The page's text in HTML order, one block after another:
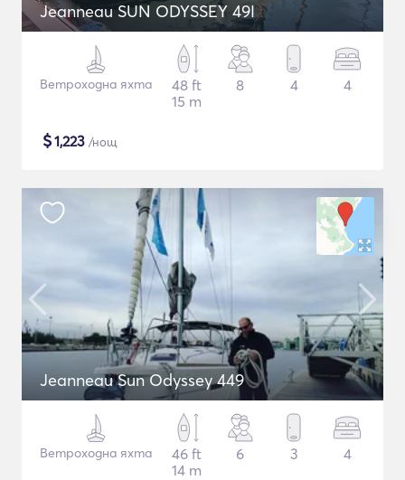
Jeanneau SUN ODYSSEY 49I
Ветроходна яхта
48 ft
15 m
8 4 4
$1,223 /нощ
Jeanneau Sun Odyssey 449
Ветроходна яхта
46 ft
14 m
6 3 4